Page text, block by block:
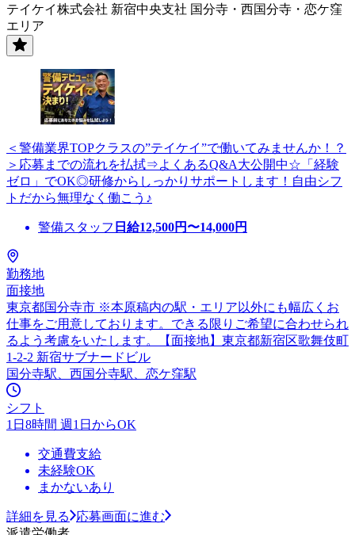
テイケイ株式会社 新宿中央支社 国分寺・西国分寺・恋ケ窪
エリア
＜警備業界TOPクラスの”テイケイ”で働いてみませんか！？
＞応募までの流れを払拭⇒よくあるQ&A大公開中☆「経験
ゼロ」でOK◎研修からしっかりサポートします！自由シフ
トだから無理なく働こう♪
警備スタッフ 日給12,500円〜14,000円
勤務地
面接地
東京都国分寺市 ※本原稿内の駅・エリア以外にも幅広くお
仕事をご用意しております。できる限りご希望に合わせられ
るよう考慮をいたします。【面接地】東京都新宿区歌舞伎町
1-2-2 新宿サブナードビル
国分寺駅、西国分寺駅、恋ケ窪駅
シフト
1日8時間 週1日からOK
交通費支給
未経験OK
まかないあり
詳細を見る
応募画面に進む